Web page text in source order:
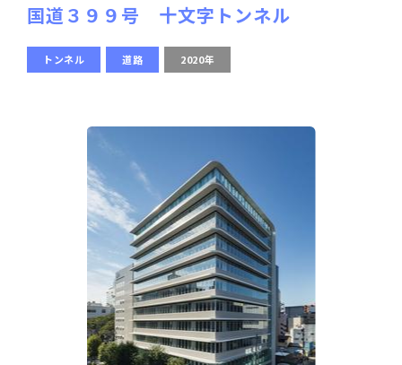
国道３９９号 十文字トンネル
トンネル 道路 2020年